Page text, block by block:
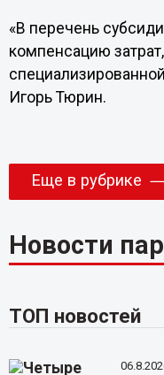
«В перечень
компенсацию
Игорь Тюрин.
Еще в рубрике
Новости
ТОП новостей